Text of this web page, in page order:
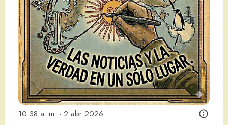
10:38 a. m. · 2 abr 2026